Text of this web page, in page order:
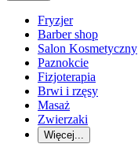
Fryzjer
Barber shop
Salon Kosmetyczny
Paznokcie
Fizjoterapia
Brwi i rzęsy
Masaż
Zwierzaki
Więcej...